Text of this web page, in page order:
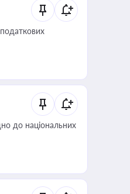
до національних